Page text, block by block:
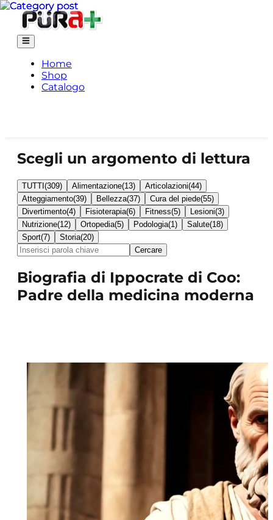
Home
Shop
Catalogo
Scegli un argomento di lettura
TUTTI (309) Alimentazione(13) Articolazioni(44)
Atteggiamento(39) Bellezza(37) Cura del piede(55)
Divertimento(4) Fisioterapia(6) Fitness(5) Lesioni(3)
Nutrizione(12) Ortopedia(5) Podologia(1) Salute(18)
Sport(7) Storia(20)
Cercare
Biografia di Ippocrate di Coo:
Padre della medicina moderna